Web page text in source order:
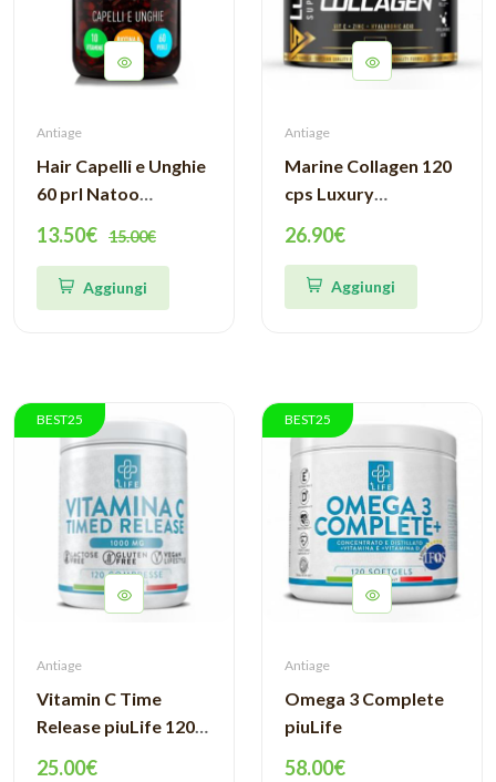
Antiage
Hair Capelli e Unghie
60 prl Natoo
13.50€ 15.00€
Aggiungi
Antiage
Marine Collagen 120
cps Luxury
26.90€
Aggiungi
BEST25
Antiage
Vitamin C Time
Release piuLife 120
25.00€
BEST25
Antiage
Omega 3 Complete
piuLife
58.00€